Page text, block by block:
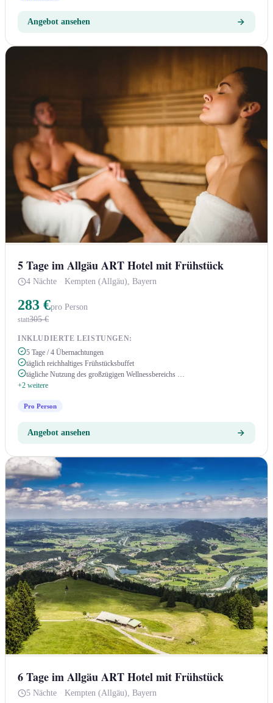
Angebot ansehen
5 Tage im Allgäu ART Hotel mit Frühstück
4 Nächte · Kempten (Allgäu), Bayern
283 €pro Person
statt305 €
INKLUDIERTE LEISTUNGEN:
5 Tage / 4 Übernachtungen
täglich reichhaltiges Frühstücksbuffet
tägliche Nutzung des großzügigen Wellnessbereichs …
+2 weitere
Pro Person
Angebot ansehen
6 Tage im Allgäu ART Hotel mit Frühstück
5 Nächte · Kempten (Allgäu), Bayern